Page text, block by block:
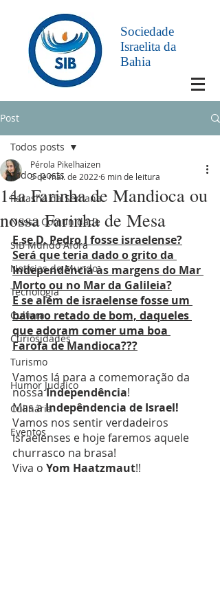
Sociedade
Israelita da
Bahia
Post
Todos posts
Parashá da Semana
Nossa Comunidade
SIB Mundo Afora
Notícias do Mundo
Tecnologia
Cultura
Curiosidades
Turismo
Humor Judaico
Culinária
Eventos
Todos posts
14a Farinha de Mandioca ou
nossa Farinha de Mesa
Pérola Pikelhaizen
5 de mai. de 2022 6 min de leitura
E se D. Pedro I fosse israelense?
Será que teria dado o grito da
Independência às margens do Mar
Morto ou no Mar da Galileia?
E se além de israelense fosse um
baiano retado de bom, daqueles
que adoram comer uma boa
Farofa de Mandioca???
Vamos lá para a comemoração da
nossa Independência!
Mas a Indepêndencia de Israel!
Vamos nos sentir verdadeiros
israelenses e hoje faremos aquele
churrasco na brasa!
Viva o Yom Haatzmaut!!